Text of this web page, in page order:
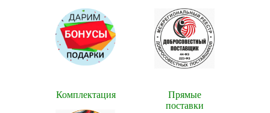
Комплектация
Прямые
поставки